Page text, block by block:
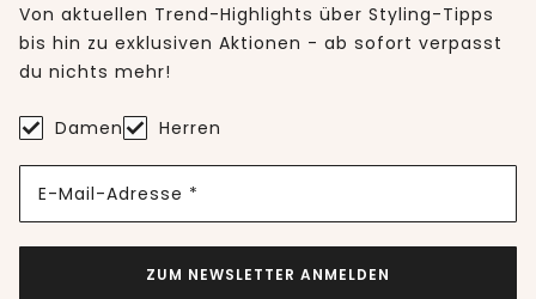
Von aktuellen Trend-Highlights über Styling-Tipps
bis hin zu exklusiven Aktionen - ab sofort verpasst
du nichts mehr!
Damen Herren
E-Mail-Adresse *
ZUM NEWSLETTER ANMELDEN